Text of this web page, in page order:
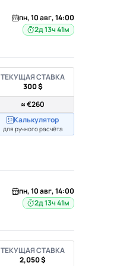
пн, 10 авг, 14:00
2д 13ч 41м
ТЕКУЩАЯ СТАВКА
300 $
≈ €260
Калькулятор
для ручного расчёта
пн, 10 авг, 14:00
2д 13ч 41м
ТЕКУЩАЯ СТАВКА
2,050 $